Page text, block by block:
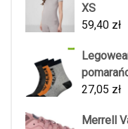
XS
59,40 zł
27,05 zł
Merrell